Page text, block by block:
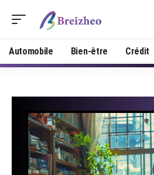
Automobile Bien-être Crédit